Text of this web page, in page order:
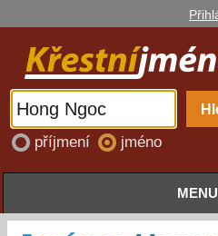
příjmení jméno